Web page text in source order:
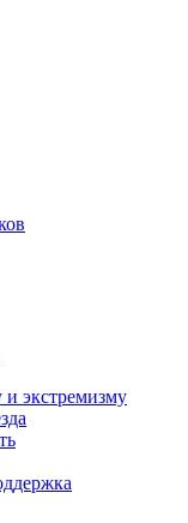
и экстремизму